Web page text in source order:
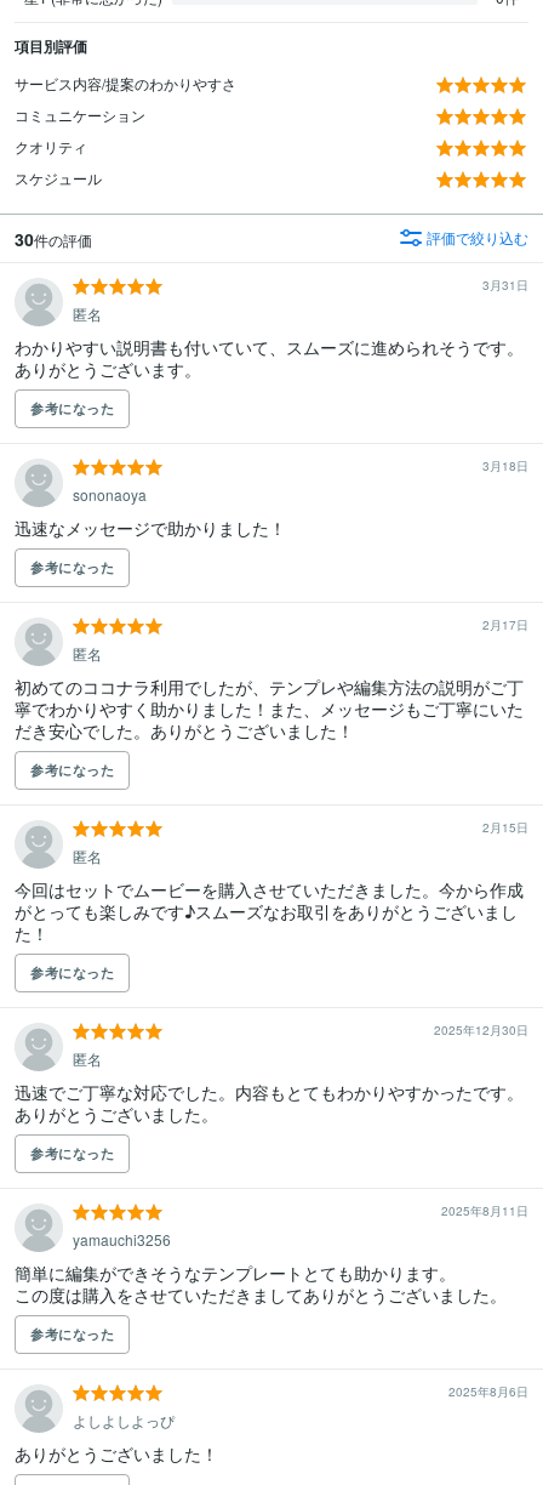
項目別評価
サービス内容/提案のわかりやすさ
コミュニケーション
クオリティ
スケジュール
30件の評価 評価で絞り込む
3月31日
匿名
わかりやすい説明書も付いていて、スムーズに進められそうです。
ありがとうございます。
参考になった
3月18日
sononaoya
迅速なメッセージで助かりました！
参考になった
2月17日
匿名
初めてのココナラ利用でしたが、テンプレや編集方法の説明がご丁
寧でわかりやすく助かりました！また、メッセージもご丁寧にいた
だき安心でした。ありがとうございました！
参考になった
2月15日
匿名
今回はセットでムービーを購入させていただきました。今から作成
がとっても楽しみです♪スムーズなお取引をありがとうございまし
た！
参考になった
2025年12月30日
匿名
迅速でご丁寧な対応でした。内容もとてもわかりやすかったです。
ありがとうございました。
参考になった
2025年8月11日
yamauchi3256
簡単に編集ができそうなテンプレートとても助かります。
この度は購入をさせていただきましてありがとうございました。
参考になった
2025年8月6日
よしよしよっぴ
ありがとうございました！